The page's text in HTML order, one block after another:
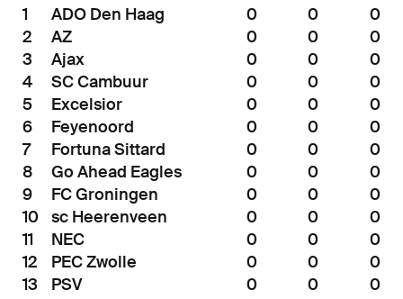
1
ADO Den Haag 0 0
0
2
AZ 0 0
0
3
Ajax 0 0
0
4
SC Cambuur 0 0
0
5
Excelsior 0 0
0
6
Feyenoord 0 0
0
7
Fortuna Sittard 0 0
0
8
Go Ahead Eagles 0 0
0
9
FC Groningen 0 0
0
10
sc Heerenveen 0 0
0
11
NEC 0 0
0
12
PEC Zwolle 0 0
0
13
PSV 0 0
0